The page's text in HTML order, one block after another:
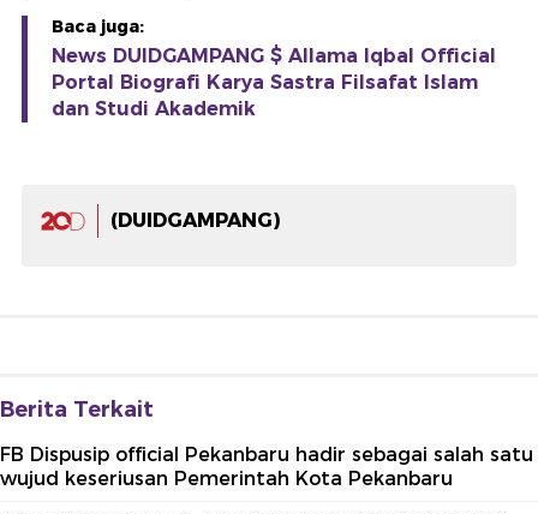
Baca juga:
News DUIDGAMPANG $ Allama Iqbal Official
Portal Biografi Karya Sastra Filsafat Islam
dan Studi Akademik
(DUIDGAMPANG)
Berita Terkait
FB Dispusip official Pekanbaru hadir sebagai salah satu
wujud keseriusan Pemerintah Kota Pekanbaru